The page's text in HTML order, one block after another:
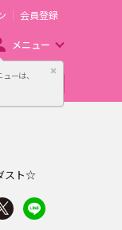
ーは、
閉じる
会員登録
メニュー
サービス
スト☆
ア Twitter